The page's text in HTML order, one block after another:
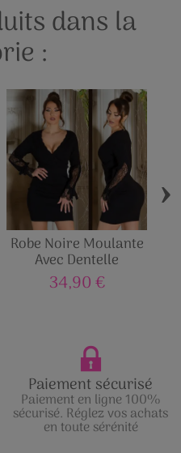
dans la
:
Robe Noire Moulante
Avec Dentelle
34,90 €
›
Paiement sécurisé
Paiement en ligne 100%
sécurisé. Réglez vos achats
en toute sérénité